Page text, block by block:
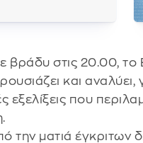
βράδυ στις 20.00, το
και αναλύει,
εξελίξεις που
την ματιά έγκριτων